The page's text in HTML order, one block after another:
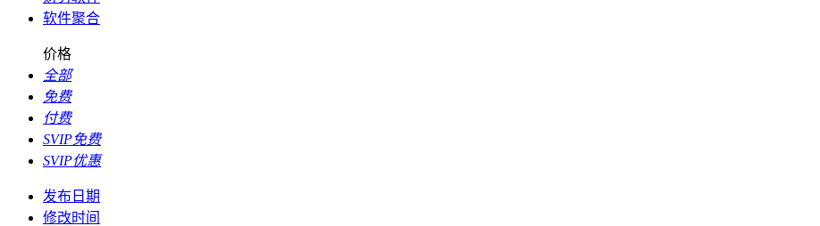
软件聚合
价格
全部
免费
付费
SVIP免费
SVIP优惠
发布日期
修改时间